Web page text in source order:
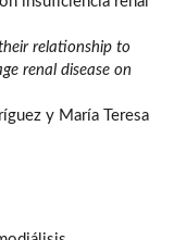
relationship to
renal disease on
y María Teresa